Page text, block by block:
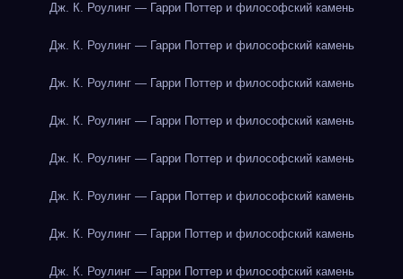
Дж. К. Роулинг — Гарри Поттер и философский камень
Дж. К. Роулинг — Гарри Поттер и философский камень
Дж. К. Роулинг — Гарри Поттер и философский камень
Дж. К. Роулинг — Гарри Поттер и философский камень
Дж. К. Роулинг — Гарри Поттер и философский камень
Дж. К. Роулинг — Гарри Поттер и философский камень
Дж. К. Роулинг — Гарри Поттер и философский камень
Дж. К. Роулинг — Гарри Поттер и философский камень